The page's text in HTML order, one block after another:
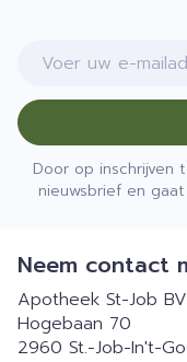
E-mail adres
Door op inschrijven
nieuwsbrief en
Neem contact
Apotheek St-Job BV
Hogebaan 70
2960 St.-Job-In't-